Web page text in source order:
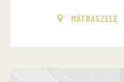
MÁTRASZELE